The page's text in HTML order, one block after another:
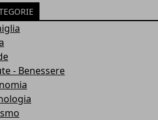
- Benessere